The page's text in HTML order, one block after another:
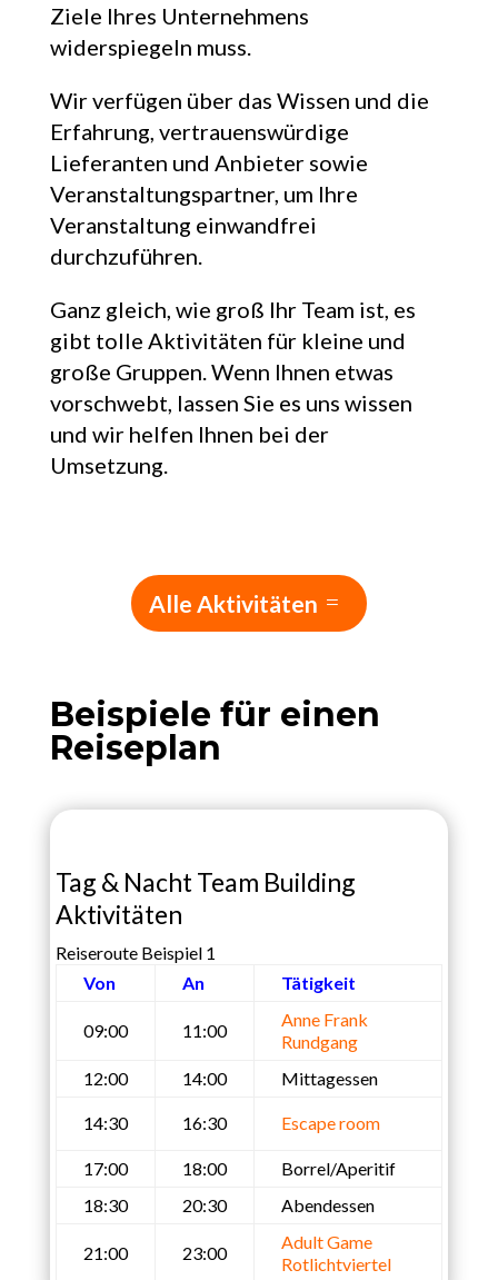
Ziele Ihres Unternehmens
widerspiegeln muss.
Wir verfügen über das Wissen und die
Erfahrung, vertrauenswürdige
Lieferanten und Anbieter sowie
Veranstaltungspartner, um Ihre
Veranstaltung einwandfrei
durchzuführen.
Ganz gleich, wie groß Ihr Team ist, es
gibt tolle Aktivitäten für kleine und
große Gruppen. Wenn Ihnen etwas
vorschwebt, lassen Sie es uns wissen
und wir helfen Ihnen bei der
Umsetzung.
Alle Aktivitäten
Beispiele für einen
Reiseplan
Tag & Nacht Team Building
Aktivitäten
Reiseroute Beispiel 1
Von
An Tätigkeit
09:00 11:00
Anne Frank
Rundgang
12:00
14:00 Mittagessen
14:30 16:30 Escape room
17:00 18:00
Borrel/Aperitif
18:30
20:30 Abendessen
21:00 23:00
Adult Game
Rotlichtviertel